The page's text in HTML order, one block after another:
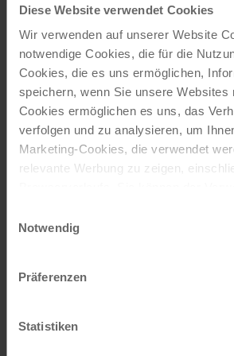
Diese Website verwendet Cookies
Wir verwenden auf unserer Website
notwendige Cookies, die für die
Cookies, die es uns ermöglichen,
speichern, wenn Sie unsere
Cookies ermöglichen es uns, das
verfolgen und zu analysieren, um
Marketing-Cookies, die verwendet
relevante Werbung zu zeigen,
entscheiden, nur notwendige Cookies
Impressum
Notwendig
Präferenzen
Statistiken
Schenken Sie
Momente!
Mit einem
immer das passende